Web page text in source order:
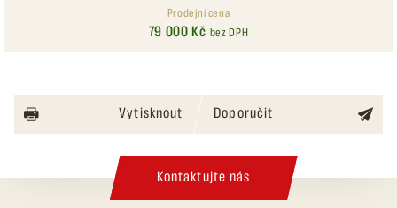
Prodejní cena
79 000 Kč bez DPH
Vytisknout Doporučit
Kontaktujte nás